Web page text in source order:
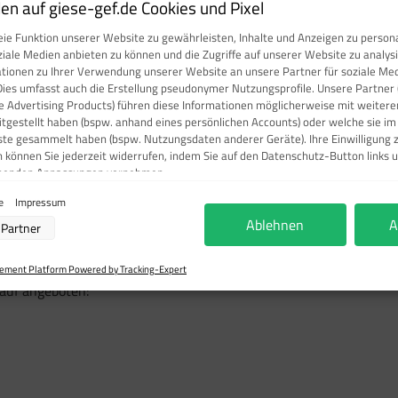
Klasse 5.1"
der Klasse 5.1 zugeordnet sind. Diese umfasst Stoffe, die
sowie Gegenstände, die solche Stoffe enthalten.
ausgesetzt: Gefahr heftiger Reaktion,Entzündung
Kreis" und die Ziffer "5.1", die in der unteren Ecke des
Rahmen versehen.
angeboten:
auf giese-gef.de Cookies und Pixel
Funktion unserer Website zu gewährleisten, Inhalte und Anzeigen zu
Medien anbieten zu können und die Zugriffe auf unserer Website zu
zu Ihrer Verwendung unserer Website an unsere Partner für soziale
umfasst auch die Erstellung pseudonymer Nutzungsprofile. Unsere
Advertising Products) führen diese Informationen möglicherweise mit
haben (bspw. anhand eines persönlichen Accounts) oder welche sie
gesammelt haben (bspw. Nutzungsdaten anderer Geräte). Ihre Einwilligung
können Sie jederzeit widerrufen, indem Sie auf den Datenschutz-Button links
Anpassungen vornehmen.
durch unsere Partner:
Zugriff auf Informationen auf einem Endgerät
zur Auswahl personalisierter Werbung
zur Personalisierung von Inhalten
zur Auswahl personalisierter Inhalte
Impressum
Partner Ablehnen
Platform Powered by Tracking-Expert